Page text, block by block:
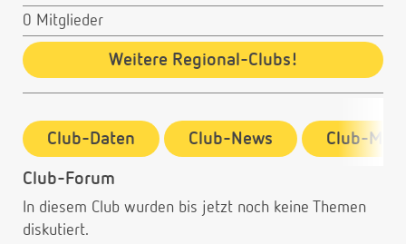
0 Mitglieder
Weitere Regional-Clubs!
Club-Daten Club-News Club-
Club-Forum
In diesem Club wurden bis jetzt noch keine Themen
diskutiert.